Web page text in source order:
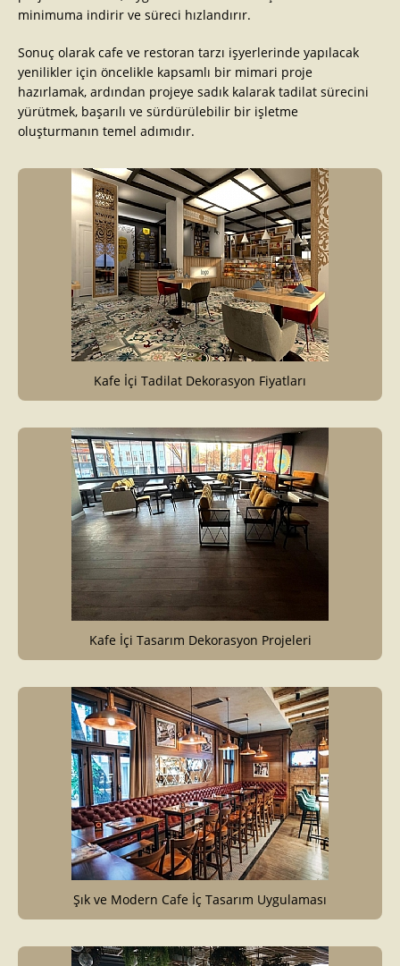
minimuma indirir ve süreci hızlandırır.
Sonuç olarak cafe ve restoran tarzı işyerlerinde yapılacak
yenilikler için öncelikle kapsamlı bir mimari proje
hazırlamak, ardından projeye sadık kalarak tadilat sürecini
yürütmek, başarılı ve sürdürülebilir bir işletme
oluşturmanın temel adımıdır.
Kafe İçi Tadilat Dekorasyon Fiyatları
Kafe İçi Tasarım Dekorasyon Projeleri
Şık ve Modern Cafe İç Tasarım Uygulaması